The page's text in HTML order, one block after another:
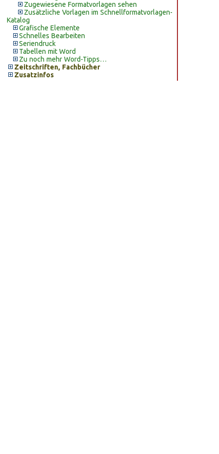
Zugewiesene Formatvorlagen sehen
Zusätzliche Vorlagen im Schnellformatvorlagen-
Katalog
Grafische Elemente
Schnelles Bearbeiten
Seriendruck
Tabellen mit Word
Zu noch mehr Word-Tipps…
Zeitschriften, Fachbücher
Zusatzinfos